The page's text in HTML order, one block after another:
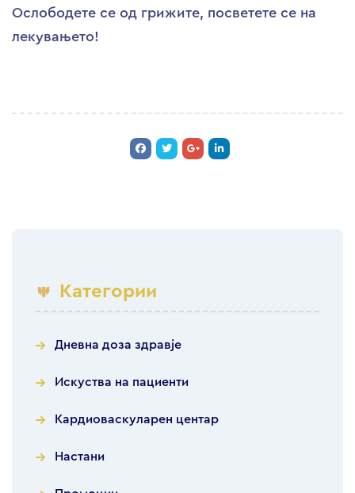
Ослободете се од грижите, посветете се на
лекувањето!
Категории
Дневна доза здравје
Искуства на пациенти
Кардиоваскуларен центар
Настани